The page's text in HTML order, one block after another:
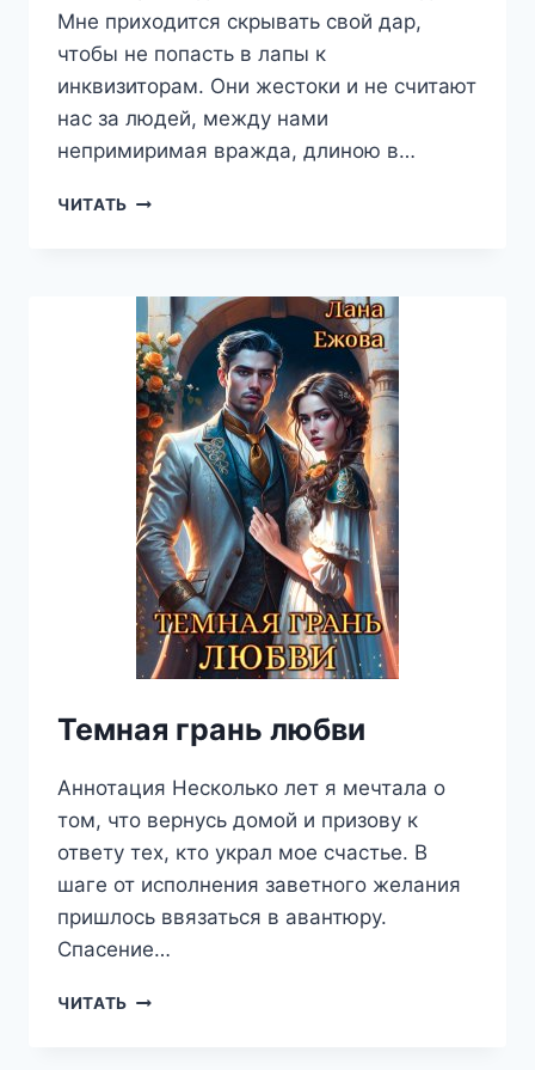
Мне приходится скрывать свой дар,
чтобы не попасть в лапы к
инквизиторам. Они жестоки и не считают
нас за людей, между нами
непримиримая вражда, длиною в…
ЧИТАТЬ ВЕДЬМА
Темная грань любви
Аннотация Несколько лет я мечтала о
том, что вернусь домой и призову к
ответу тех, кто украл мое счастье. В
шаге от исполнения заветного желания
пришлось ввязаться в авантюру.
Спасение…
ЧИТАТЬ ТЕМНАЯ